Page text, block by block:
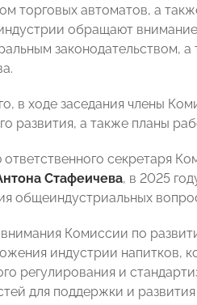
торговых автоматов, а
обращают
законодательством, а
в ходе заседания члены
развития, а также планы
секретаря
Стафеичева, в 2025
общеиндустриальных
Комиссии по
индустрии напитков,
регулирования и
для поддержки и